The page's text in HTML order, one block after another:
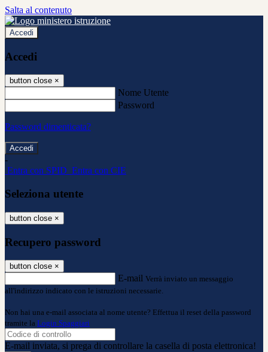
Salta al contenuto
Accedi
Accedi
button close ×
Nome Utente
Password
Password dimenticata?
-
Entra con SPID Entra con CIE
Seleziona utente
button close ×
Recupero password
button close ×
E-mail Verrà inviato un messaggio
all'indirizzo indicato con le istruzioni necessarie.
Non hai una e-mail associata al nome utente? Effettua il reset della password
tramite la Login Spaggiari
E-mail inviata, si prega di controllare la casella di posta elettronica!